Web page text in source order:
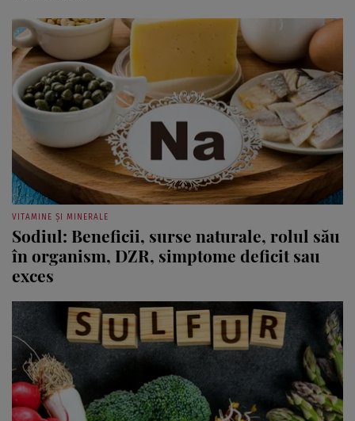
Sodiul: Beneficii, surse naturale, rolul său
în organism, DZR, simptome deficit sau
exces